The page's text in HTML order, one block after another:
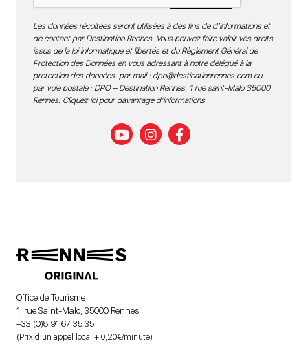
Les données récoltées seront utilisées à des fins de d’informations et
de contact par Destination Rennes. Vous pouvez faire valoir vos droits
issus de la loi informatique et libertés et du Règlement Général de
Protection des Données en vous adressant à notre délégué à la
protection des données par mail : dpo@destinationrennes.comou
par voie postale : DPO – Destination Rennes, 1 rue saint-Malo 35000
Rennes. Cliquez ici pour davantage d’informations.
Office de Tourisme
1, rue Saint-Malo, 35000 Rennes
+33 (0)8 91 67 35 35
(Prix d’un appel local + 0,20€/minute)